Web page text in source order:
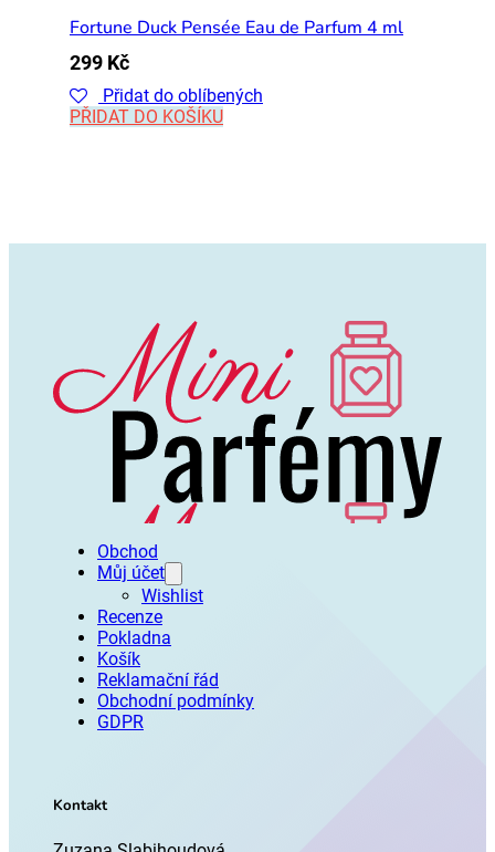
Fortune Duck Pensée Eau de Parfum 4 ml
299 Kč
Přidat do oblíbených
PŘIDAT DO KOŠÍKU
Obchod
Můj účet
Wishlist
Recenze
Pokladna
Košík
Reklamační řád
Obchodní podmínky
GDPR
Kontakt